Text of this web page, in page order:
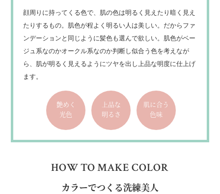
顔周りに持ってくる色で、肌の色は明るく見えたり暗く見え
たりするもの。肌色が程よく明るい人は美しい。だからファ
ンデーションと同じように髪色も選んで欲しい。肌色がベー
ジュ系なのかオークル系なのか判断し似合う色を考えなが
ら、肌が明るく見えるようにツヤを出し上品な明度に仕上げ
ます。
艶めく
光色
上品な
明るさ
肌に合う
色味
HOW TO MAKE COLOR
カラーでつくる洗練美人